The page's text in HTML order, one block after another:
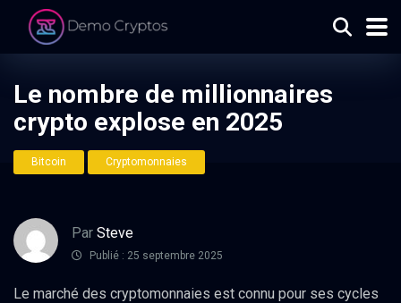
Le nombre de millionnaires
crypto explose en 2025
Bitcoin Cryptomonnaies
Par Steve
Publié : 25 septembre 2025
Le marché des cryptomonnaies est connu pour ses cycles